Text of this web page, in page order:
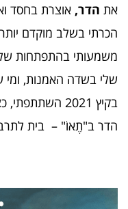
את הדר, אוצרת בחסד
הכרתי בשלב מוקדם
משמעותי בהתפתחות
שלי בשדה האמנות, ומי
בקיץ 2021
הדר ב"תֶאוֹ" – בית